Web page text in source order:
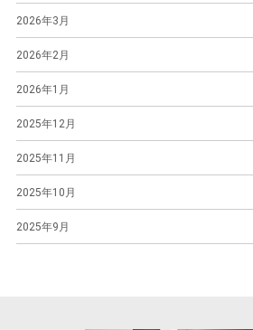
2026年3月
2026年2月
2026年1月
2025年12月
2025年11月
2025年10月
2025年9月